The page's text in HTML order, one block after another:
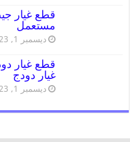
مستعمل
ديسمبر 1, 2023
غيار دودج
ديسمبر 1, 2023